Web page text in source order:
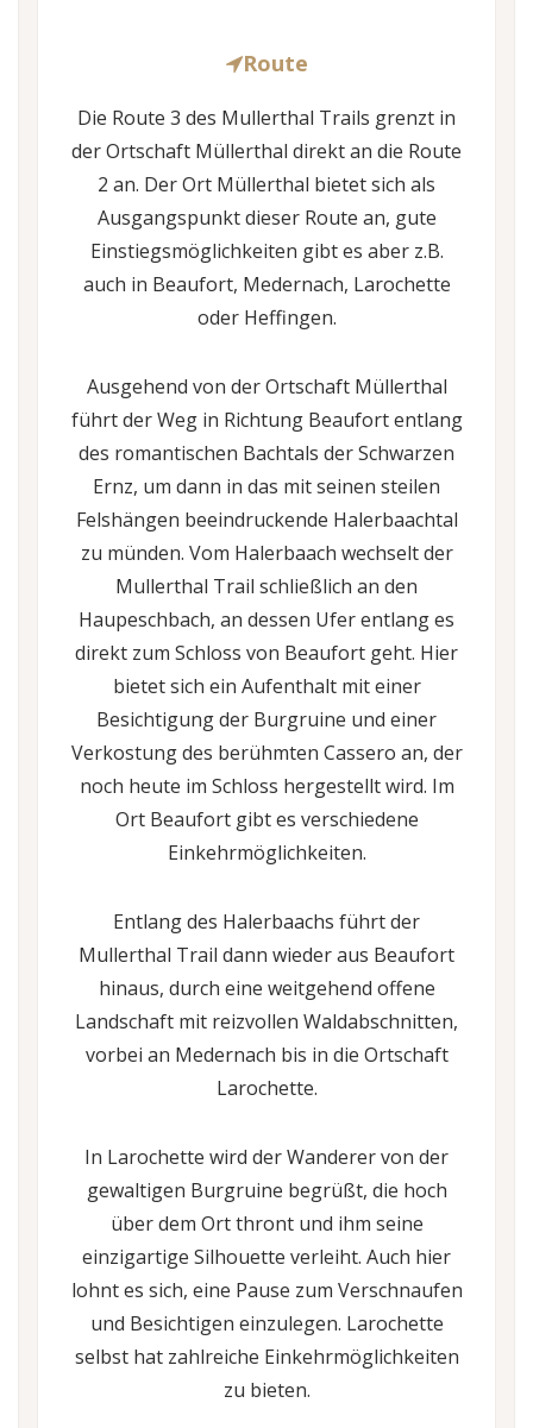
Route
Die Route 3 des Mullerthal Trails grenzt in
der Ortschaft Müllerthal direkt an die Route
2 an. Der Ort Müllerthal bietet sich als
Ausgangspunkt dieser Route an, gute
Einstiegsmöglichkeiten gibt es aber z.B.
auch in Beaufort, Medernach, Larochette
oder Heffingen.
Ausgehend von der Ortschaft Müllerthal
führt der Weg in Richtung Beaufort entlang
des romantischen Bachtals der Schwarzen
Ernz, um dann in das mit seinen steilen
Felshängen beeindruckende Halerbaachtal
zu münden. Vom Halerbaach wechselt der
Mullerthal Trail schließlich an den
Haupeschbach, an dessen Ufer entlang es
direkt zum Schloss von Beaufort geht. Hier
bietet sich ein Aufenthalt mit einer
Besichtigung der Burgruine und einer
Verkostung des berühmten Cassero an, der
noch heute im Schloss hergestellt wird. Im
Ort Beaufort gibt es verschiedene
Einkehrmöglichkeiten.
Entlang des Halerbaachs führt der
Mullerthal Trail dann wieder aus Beaufort
hinaus, durch eine weitgehend offene
Landschaft mit reizvollen Waldabschnitten,
vorbei an Medernach bis in die Ortschaft
Larochette.
In Larochette wird der Wanderer von der
gewaltigen Burgruine begrüßt, die hoch
über dem Ort thront und ihm seine
einzigartige Silhouette verleiht. Auch hier
lohnt es sich, eine Pause zum Verschnaufen
und Besichtigen einzulegen. Larochette
selbst hat zahlreiche Einkehrmöglichkeiten
zu bieten.